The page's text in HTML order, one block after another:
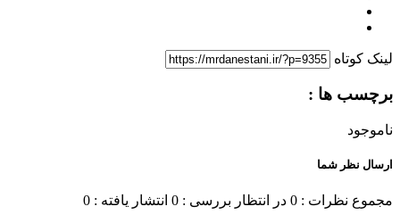
لینک کوتاه
برچسب ها :
ناموجود
ارسال نظر شما
مجموع نظرات : 0 در انتظار بررسی : 0 انتشار یافته : 0